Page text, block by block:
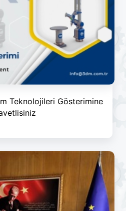
Teknolojileri Gösterimine